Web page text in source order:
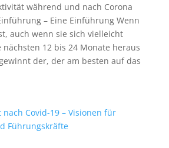
während und nach Corona
– Eine Einführung Wenn
auch wenn sie sich vielleicht
12 bis 24 Monate heraus
der, der am besten auf das